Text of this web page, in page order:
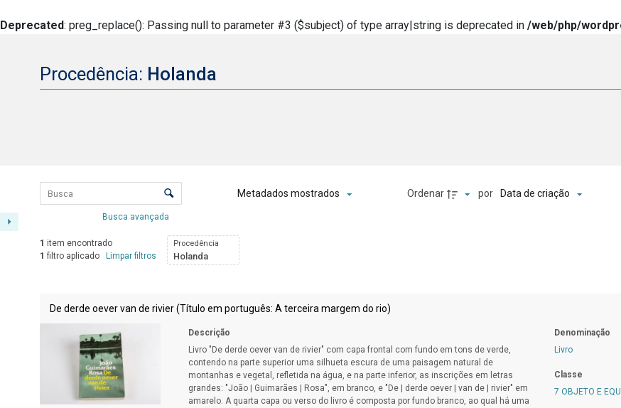
Deprecated: preg_replace(): Passing null to parameter #3 ($subject) of type array|string is deprecated in /web/php/
Procedência: Holanda
Lista de itens
Controle de ordenação e visualização
Busca avançada
Metadados mostrados Ordenar por Data de criação
1 item encontrado
1 filtro aplicado Limpar filtros
Procedência
Holanda
Resultados da lista de itens
De derde oever van de rivier (Título em português: A terceira margem do rio)
Descrição
Livro "De derde oever van de rivier" com capa frontal com fundo em tons de verde,
contendo na parte superior uma silhueta escura de uma paisagem natural de
montanhas e vegetal, refletida na água, e na parte inferior, as inscrições em letras
grandes: "João | Guimarães | Rosa", em branco, e "De | derde oever | van de | rivier" em
amarelo. A quarta capa ou verso do livro é composta por fundo branco, ao qual há uma
Denominação
Livro
Classe
7 OBJETO E